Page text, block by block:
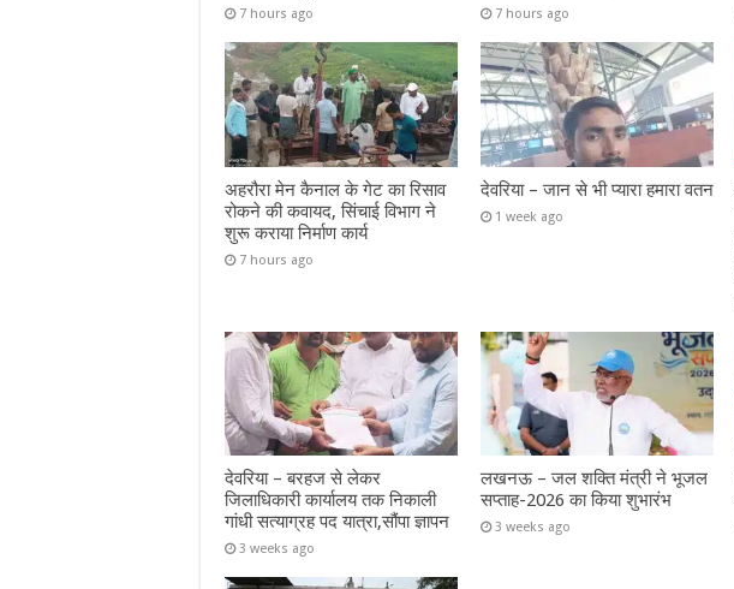
7 hours ago 7 hours ago
अहरौरा मेन कैनाल के गेट का रिसाव
रोकने की कवायद, सिंचाई विभाग ने
शुरू कराया निर्माण कार्य
7 hours ago
देवरिया – जान से भी प्यारा हमारा वतन
1 week ago
देवरिया – बरहज से लेकर
जिलाधिकारी कार्यालय तक निकाली
गांधी सत्याग्रह पद यात्रा,सौंपा ज्ञापन
3 weeks ago
लखनऊ – जल शक्ति मंत्री ने भूजल
सप्ताह-2026 का किया शुभारंभ
3 weeks ago